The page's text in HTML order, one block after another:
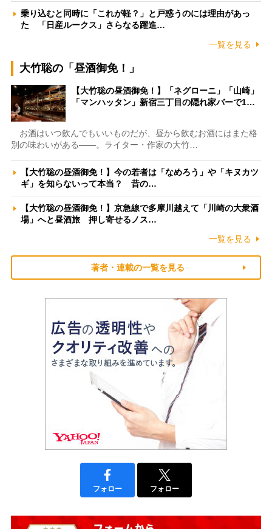
乗り込むと同時に「これが軽？」と戸惑うのには理由があっ
た 「日産ルークス」さらなる躍進…
一覧を見る
大竹聡の「昼酒御免！」
【大竹聡の昼酒御免！】「ネグローニ」「山崎」
「マンハッタン」新宿三丁目の隠れ家バーで1…
お酒はいつ飲んでもいいものだが、昼から飲むお酒にはまた格
別の味わいがある――。ライター・作家の大竹…
【大竹聡の昼酒御免！】今の若者は「なめろう」や「キヌカツ
ギ」を知らないって本当？ 昔の…
【大竹聡の昼酒御免！】京急線で多摩川越えて「川崎の大衆酒
場」へと昼酒旅 押し寄せるノス…
一覧を見る
著者・連載の一覧を見る
フォロー フォロー